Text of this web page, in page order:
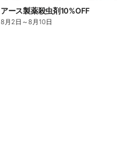
アース製薬殺虫剤10%OFF
8月2日 ～8月10日